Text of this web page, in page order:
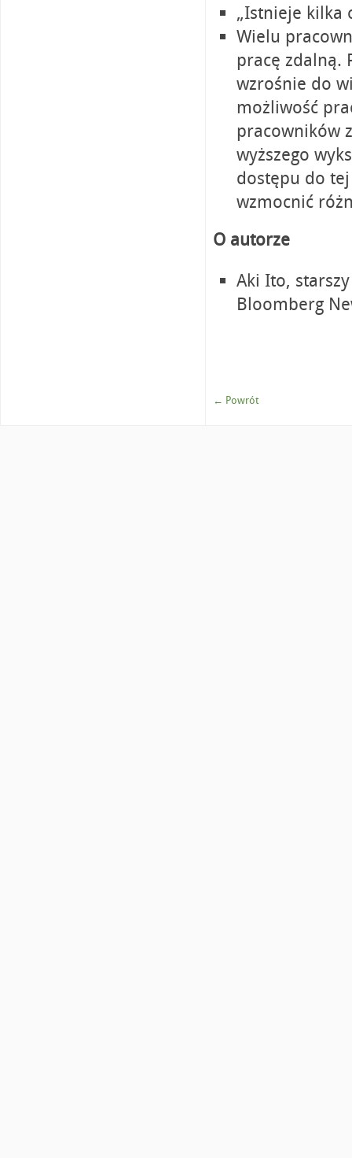
„Istnieje kilka
Wielu
pracę zdalną.
wzrośnie do
możliwość
pracowników
wyższego
dostępu do
wzmocnić
O autorze
Aki Ito,
Bloomberg
← Powrót